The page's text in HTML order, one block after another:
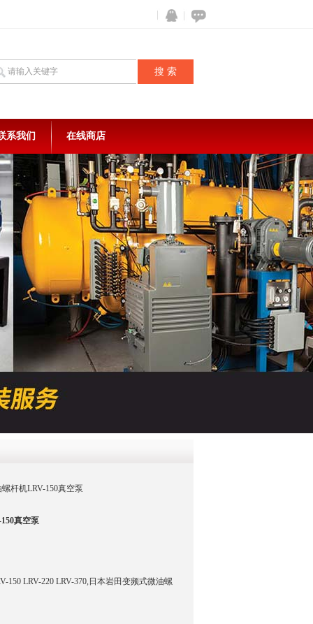
在线咨
系我们 在线商店
杆机LRV-150真空泵
真空泵
150 LRV-220 LRV-370,日本岩田变频式微油螺